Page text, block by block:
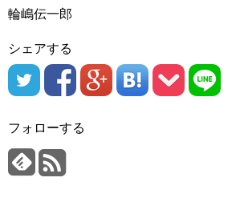
輪嶋伝一郎
シェアする
フォローする